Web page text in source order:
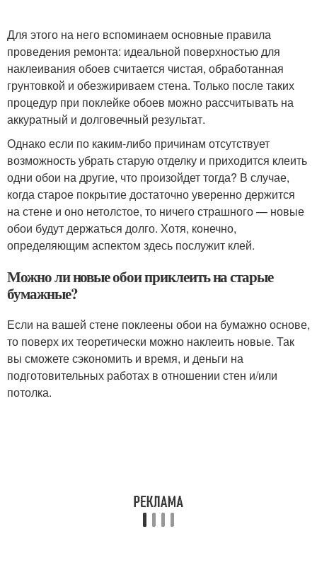
Для этого на него вспоминаем основные правила
проведения ремонта: идеальной поверхностью для
наклеивания обоев считается чистая, обработанная
грунтовкой и обезжириваем стена. Только после таких
процедур при поклейке обоев можно рассчитывать на
аккуратный и долговечный результат.
Однако если по каким-либо причинам отсутствует
возможность убрать старую отделку и приходится клеить
одни обои на другие, что произойдет тогда? В случае,
когда старое покрытие достаточно уверенно держится
на стене и оно нетолстое, то ничего страшного — новые
обои будут держаться долго. Хотя, конечно,
определяющим аспектом здесь послужит клей.
Можно ли новые обои приклеить на старые
бумажные?
Если на вашей стене поклеены обои на бумажно основе,
то поверх их теоретически можно наклеить новые. Так
вы сможете сэкономить и время, и деньги на
подготовительных работах в отношении стен и/или
потолка.